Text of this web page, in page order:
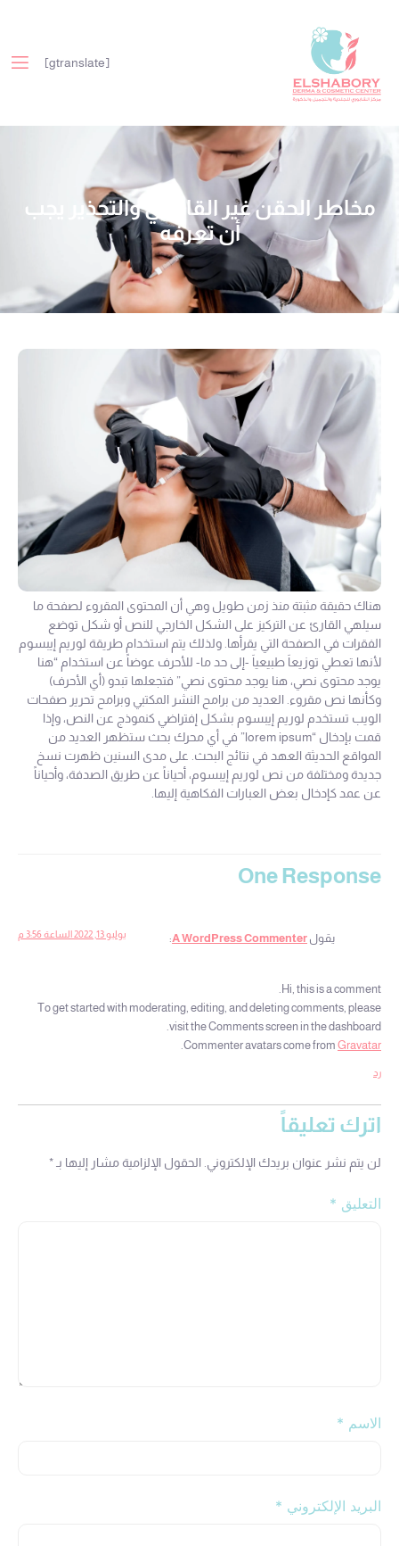
[gtranslate]
مخاطر الحقن غير القانوني والتحذير يجب
أن تعرفه
هناك حقيقة مثبتة منذ زمن طويل وهي أن المحتوى المقروء لصفحة ما
سيلهي القارئ عن التركيز على الشكل الخارجي للنص أو شكل توضع
الفقرات في الصفحة التي يقرأها. ولذلك يتم استخدام طريقة لوريم إيبسوم
لأنها تعطي توزيعاَ طبيعياَ -إلى حد ما- للأحرف عوضاً عن استخدام “هنا
يوجد محتوى نصي، هنا يوجد محتوى نصي” فتجعلها تبدو (أي الأحرف)
وكأنها نص مقروء. العديد من برامح النشر المكتبي وبرامح تحرير صفحات
الويب تستخدم لوريم إيبسوم بشكل إفتراضي كنموذج عن النص، وإذا
قمت بإدخال “lorem ipsum” في أي محرك بحث ستظهر العديد من
المواقع الحديثة العهد في نتائج البحث. على مدى السنين ظهرت نسخ
جديدة ومختلفة من نص لوريم إيبسوم، أحياناً عن طريق الصدفة، وأحياناً
عن عمد كإدخال بعض العبارات الفكاهية إليها.
One Response
يقول A WordPress Commenter
: يوليو 13, 2022 الساعة 3:56 م
Hi, this is a comment.
To get started with moderating, editing, and deleting comments, please
visit the Comments screen in the dashboard.
Commenter avatars come from Gravatar
رد
اترك تعليقاً
لن يتم نشر عنوان بريدك الإلكتروني. الحقول الإلزامية مشار إليها بـ *
التعليق *
الاسم *
البريد الإلكتروني *